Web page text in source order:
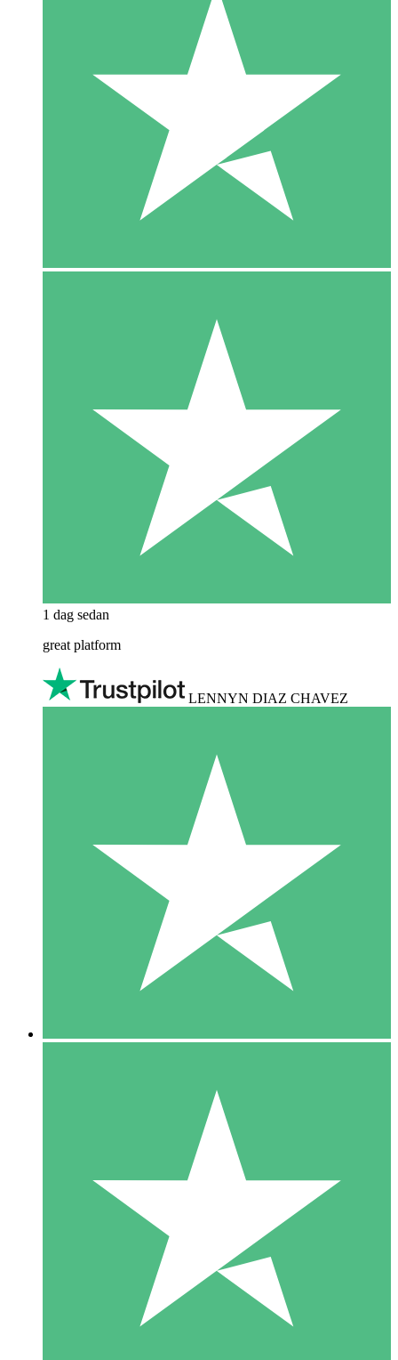
1 dag sedan
great platform
LENNYN DIAZ CHAVEZ